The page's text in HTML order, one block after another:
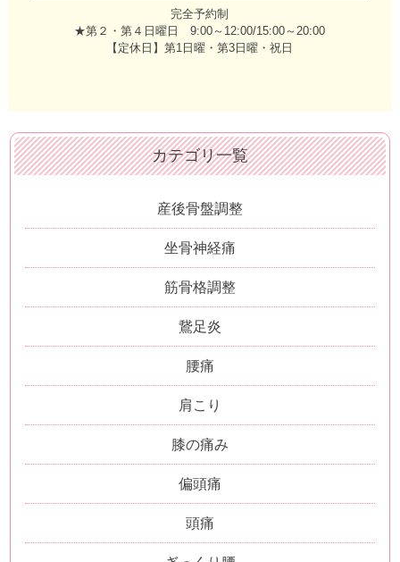
完全予約制
★第２・第４日曜日 9:00～12:00/15:00～20:00
【定休日】第1日曜・第3日曜・祝日
カテゴリ一覧
産後骨盤調整
坐骨神経痛
筋骨格調整
鵞足炎
腰痛
肩こり
膝の痛み
偏頭痛
頭痛